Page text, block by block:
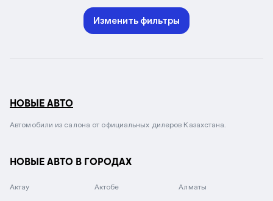
Изменить фильтры
НОВЫЕ АВТО
Автомобили из салона от официальных дилеров Казахстана.
НОВЫЕ АВТО В ГОРОДАХ
Актау Актобе Алматы